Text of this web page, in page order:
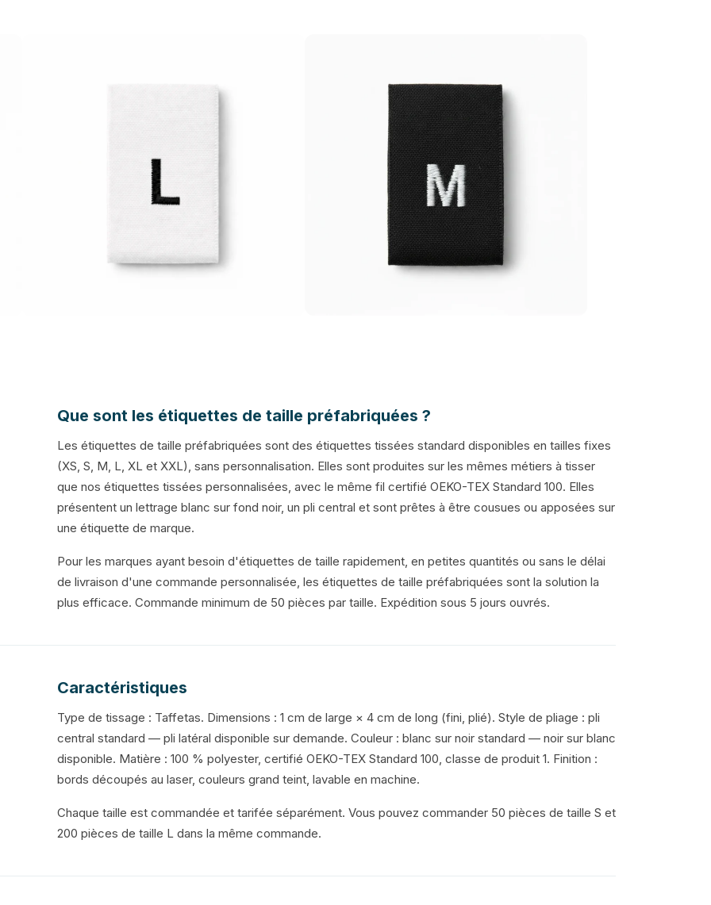
Que sont les étiquettes de taille préfabriquées ?
Les étiquettes de taille préfabriquées sont des étiquettes tissées standard disponibles en tailles fixes
(XS, S, M, L, XL et XXL), sans personnalisation. Elles sont produites sur les mêmes métiers à tisser
que nos étiquettes tissées personnalisées, avec le même fil certifié OEKO-TEX Standard 100. Elles
présentent un lettrage blanc sur fond noir, un pli central et sont prêtes à être cousues ou apposées sur
une étiquette de marque.
Pour les marques ayant besoin d'étiquettes de taille rapidement, en petites quantités ou sans le délai
de livraison d'une commande personnalisée, les étiquettes de taille préfabriquées sont la solution la
plus efficace. Commande minimum de 50 pièces par taille. Expédition sous 5 jours ouvrés.
Caractéristiques
Type de tissage : Taffetas. Dimensions : 1 cm de large × 4 cm de long (fini, plié). Style de pliage : pli
central standard — pli latéral disponible sur demande. Couleur : blanc sur noir standard — noir sur blanc
disponible. Matière : 100 % polyester, certifié OEKO-TEX Standard 100, classe de produit 1. Finition :
bords découpés au laser, couleurs grand teint, lavable en machine.
Chaque taille est commandée et tarifée séparément. Vous pouvez commander 50 pièces de taille S et
200 pièces de taille L dans la même commande.